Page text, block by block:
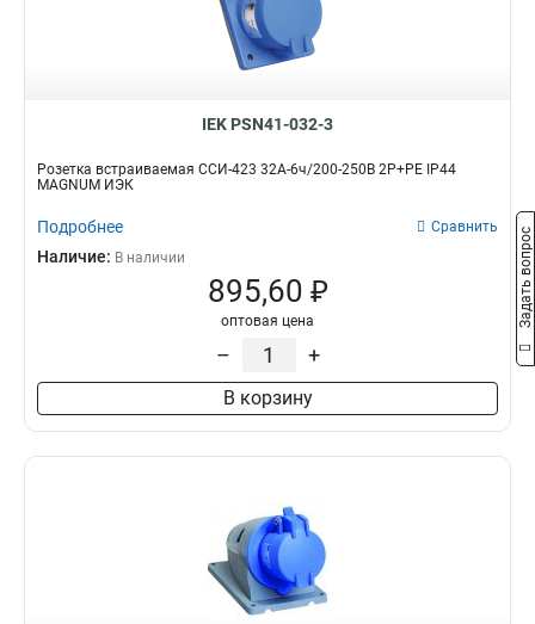
1
513
414 1
234 1
214
223 1
145
135 1
134 1
125 1
IEK PSN41-032-3
Розетка встраиваемая ССИ-423 32А-6ч/200-250В 2Р+PЕ IP44
MAGNUM ИЭК
Подробнее Сравнить
Наличие: В наличии
895,60 ₽
оптовая цена
– +
В корзину
Задать вопрос